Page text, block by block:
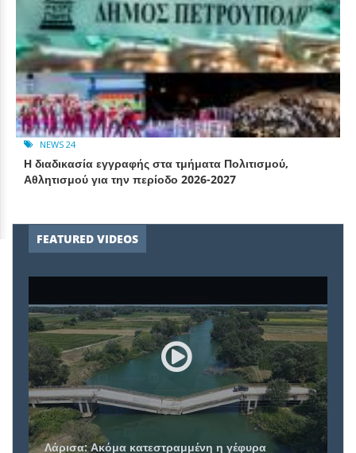
NEWS 24
Η διαδικασία εγγραφής στα τμήματα Πολιτισμού,
Αθλητισμού για την περίοδο 2026-2027
FEATURED VIDEOS